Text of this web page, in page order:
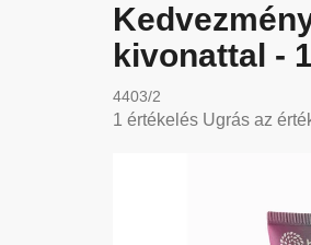
kivonattal -
4403/2
A
1 értékelés Ugrás az